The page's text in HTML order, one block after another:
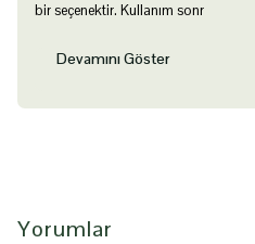
bir seçenektir. Kullanım sonr
Devamını Göster
Yorumlar